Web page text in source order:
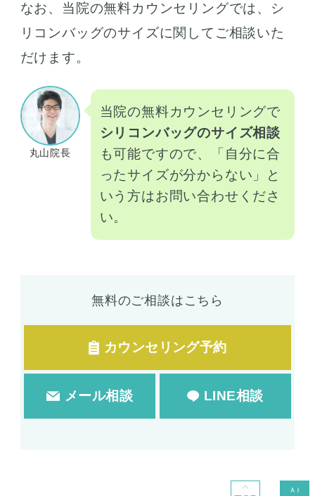
なお、当院の無料カウンセリングでは、シ
リコンバッグのサイズに関してご相談いた
だけます。
丸山院長
当院の無料カウンセリングで
シリコンバッグのサイズ相談
も可能ですので、「自分に合
ったサイズが分からない」と
いう方はお問い合わせくださ
い。
無料のご相談はこちら
カウンセリング予約
メール相談 LINE相談